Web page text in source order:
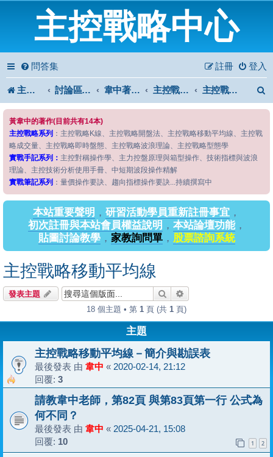
主控戰略中心
問答集 登入
註冊
主控戰略中心 討論區首頁 韋中著作問答區 主控戰略系列 主控戰略移動平均線
黃韋中的著作(目前共有14本)
主控戰略系列 ：主控戰略K線、主控戰略開盤法、主控戰略移動平均線、主控戰
略成交量、主控戰略即時盤態、主控戰略波浪理論、主控戰略型態學
實戰手記系列： 主控對稱操作學、主力控盤原理與箱型操作、技術指標與波浪
理論、主控技術分析使用手冊、中短期波段操作精解
實戰筆記系列 ：量價操作要訣、趨向指標操作要訣...持續撰寫中
本站重要聲明 ， 研習活動學員重新註冊事宜 ，
初次註冊與本站會員權益說明 ， 本站論壇功能，
貼圖討論教學， 家教詢問單， 股票諮詢系統
主控戰略移動平均線
發表主題 搜尋
18 個主題 • 第 1 頁 (共 1 頁)
主題
主控戰略移動平均線－簡介與勘誤表
最後發表 由 韋中 « 2020-02-14, 21:12
回覆: 3
請教韋中老師，第82頁 與第83頁第一行 公式為
何不同？
最後發表 由 韋中 « 2025-04-21, 15:08
回覆: 10 1 2